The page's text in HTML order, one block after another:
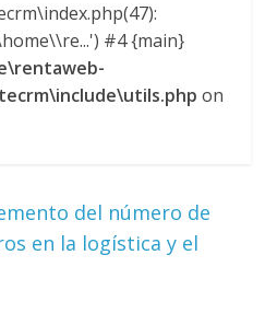
#4 {main}
on
del número de
en la logística y el